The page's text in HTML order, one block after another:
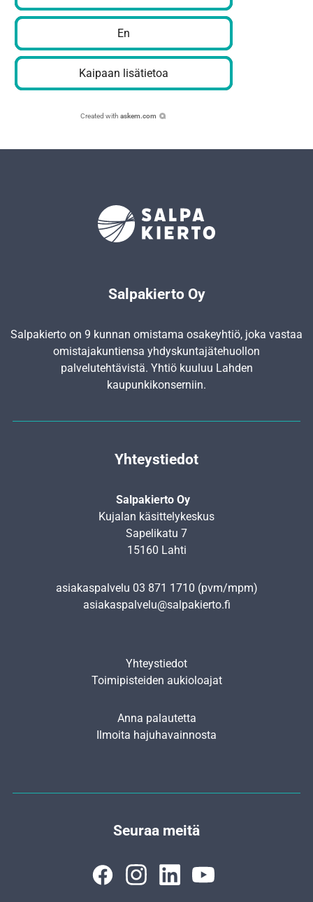
En
Kaipaan lisätietoa
Created with askem.com
Salpakierto Oy
Salpakierto on 9 kunnan omistama osakeyhtiö, joka vastaa
omistajakuntiensa yhdyskunta­jätehuollon
palvelutehtävistä. Yhtiö kuuluu Lahden
kaupunkikonserniin.
Yhteystiedot
Salpakierto Oy
Kujalan käsittelykeskus
Sapelikatu 7
15160 Lahti
asiakaspalvelu 03 871 1710 (pvm/mpm)
asiakaspalvelu@salpakierto.fi
Yhteystiedot
Toimipisteiden aukioloajat
Anna palautetta
Ilmoita hajuhavainnosta
Seuraa meitä